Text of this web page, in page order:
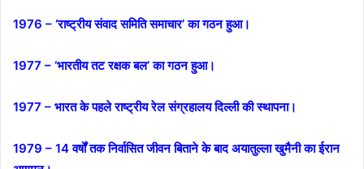
1976 – ‘राष्ट्रीय संवाद समिति समाचार’ का गठन हुआ।
1977 – ‘भारतीय तट रक्षक बल’ का गठन हुआ।
1977 – भारत के पहले राष्ट्रीय रेल संग्रहालय दिल्ली की स्थापना।
1979 – 14 वर्षों तक निर्वासित जीवन बिताने के बाद अयातुल्ला खुमैनी का ईरान